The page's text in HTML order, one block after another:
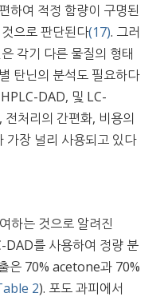
하여 적정 함량이 구명된
으로 판단된다(17). 그러
각기 다른 물질의 형태
탄닌의 분석도 필요하다
DAD, 및 LC-
처리의 간편화, 비용의
가장 널리 사용되고 있다
하는 것으로 알려진
를 사용하여 정량 분
은 70% acetone과 70%
2). 포도 과피에서